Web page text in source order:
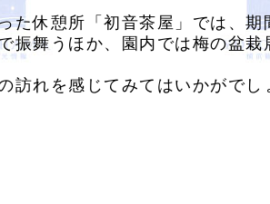
た休憩所「初音茶屋」では、
振舞うほか、園内では梅の盆
訪れを感じてみてはいかがでし